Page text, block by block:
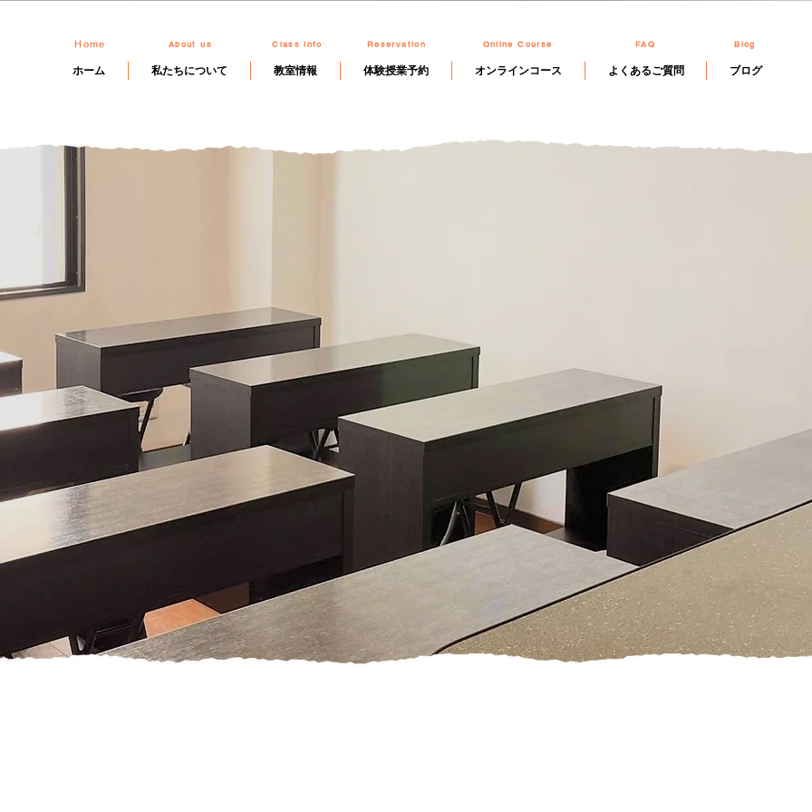
Home About us Class info Reservation Online Course FAQ Blog
ホーム 私たちについて 教室情報 体験授業予約 オンラインコース よくあるご質問 ブログ